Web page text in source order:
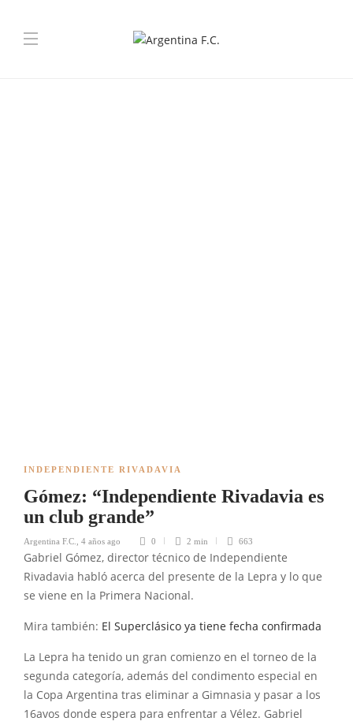
INDEPENDIENTE RIVADAVIA
Gómez: “Independiente Rivadavia es
un club grande”
Argentina F.C. 4 años ago 0 2 min 663
Gabriel Gómez, director técnico de Independiente
Rivadavia habló acerca del presente de la Lepra y lo que
se viene en la Primera Nacional.
Mira también: El Superclásico ya tiene fecha confirmada
La Lepra ha tenido un gran comienzo en el torneo de la
segunda categoría, además del condimento especial en
la Copa Argentina tras eliminar a Gimnasia y pasar a los
16avos donde espera para enfrentar a Vélez. Gabriel